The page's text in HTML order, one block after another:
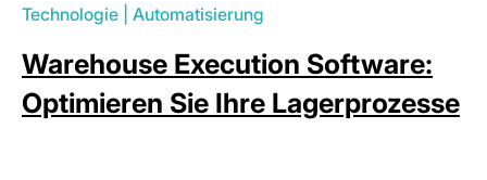
Technologie Automatisierung
Warehouse Execution Software:
Optimieren Sie Ihre Lagerprozesse